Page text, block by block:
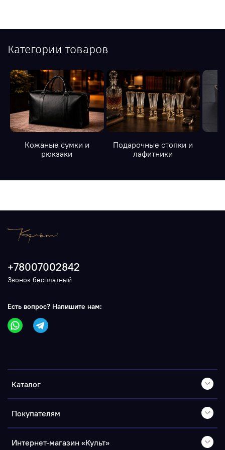
Категории товаров
Кожаные сумки и
рюкзаки
Подарочные стопки и
лафитники
Каталог
Покупателям
Интернет-магазин «Культ»
+78007002842
Звонок бесплатный
Есть вопрос? Напишите нам: